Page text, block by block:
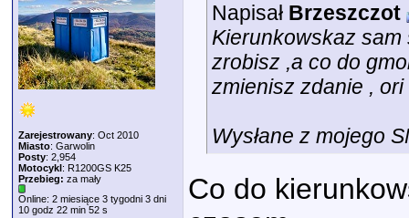
Zarejestrowany: Oct 2010
Miasto: Garwolin
Posty: 2,954
Motocykl: R1200GS K25
Przebieg: za mały
Online: 2 miesiące 3 tygodni 3 dni
10 godz 22 min 52 s
Napisał Brzeszczot
Kierunkowskaz sam
zrobisz ,a co do
zmienisz zdanie , ori
Wysłane z mojego
Co do